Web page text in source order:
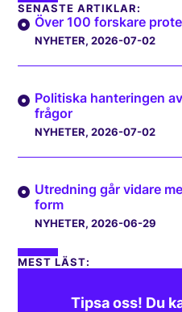
SENASTE ARTIKLAR:
Över 100 forskare
NYHETER, 2026-07-02
Politiska hanteringen
frågor
NYHETER, 2026-07-02
Utredning går vidare
form
NYHETER, 2026-06-29
MEST LÄST:
Tipsa oss! Du